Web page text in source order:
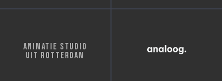
Animatie studio
uit Rotterdam